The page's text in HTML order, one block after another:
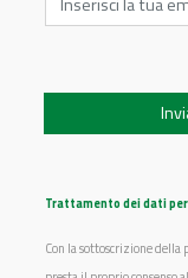
Testata giornalistica
Chi siamo
Prodotti
Aziende
Trattamento dei dati
Con la sottoscrizione della